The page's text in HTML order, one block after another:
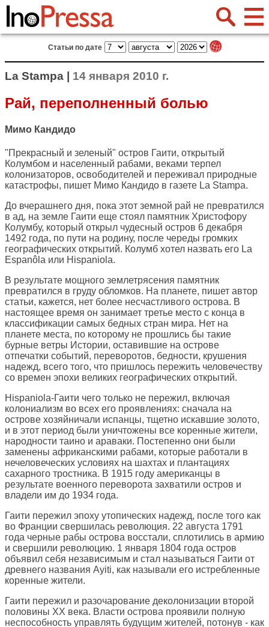
Статьи по дате
La Stampa | 14 января 2010 г.
Рай, переполненный болью
Мимо Кандидо
"Прекрасный и зеленый" остров Гаити, открытый
Колумбом и населенный рабами, веками терпел
колонизаторов, освободителей и переживал природные
катастрофы, пишет Мимо Кандидо в газете La Stampa.
До вчерашнего дня, пока этот земной рай не превратился
в ад, на земле Гаити еще стоял памятник Христофору
Колумбу, который открыл чудесный остров 6 декабря
1492 года, по пути на родину, после череды громких
географических открытий. Колумб хотел назвать его La
Espanôla или Hispaniola.
В результате мощного землетрясения памятник
превратился в груду обломков. На планете, пишет автор
статьи, кажется, нет более несчастливого острова. В
настоящее время он занимает третье место с конца в
классификации самых бедных стран мира. Нет на
планете места, по которому не прошлись бы такие
бурные ветры Истории, оставившие на острове
отпечатки событий, переворотов, бедности, крушения
надежд, всего того, что пришлось пережить человечеству
со времен эпохи великих географических открытий.
Hispaniola-Гаити чего только не пережил, включая
колониализм во всех его проявлениях: сначала на
острове хозяйничали испанцы, тщетно искавшие золото,
и в этот период были уничтожены все коренные жители,
народности таино и араваки. Постепенно они были
заменены африканскими рабами, которые работали в
нечеловеческих условиях на шахтах и плантациях
сахарного тростника. В 1915 году американцы в
результате военного переворота захватили остров и
владели им до 1934 года.
Гаити пережил эпоху утопических надежд, после того как
во Франции свершилась революция. 22 августа 1791
года черные рабы острова восстали, сплотились в армию
и свершили революцию. 1 января 1804 года остров
объявил себя независимым и стал называться Гаити от
древнего названия Ayiti, как называли его истребленные
коренные жители.
Гаити пережил и разочарование деколонизации второй
половины ХХ века. Власти острова проявили полную
неспособность управлять будущим жителей, потонув - как